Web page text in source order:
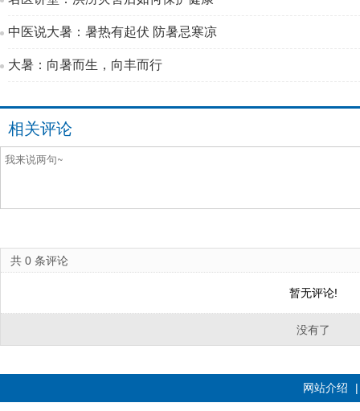
中医说大暑：暑热有起伏 防暑忌寒凉
大暑：向暑而生，向丰而行
相关评论
共 0 条评论
暂无评论!
没有了
网站介绍